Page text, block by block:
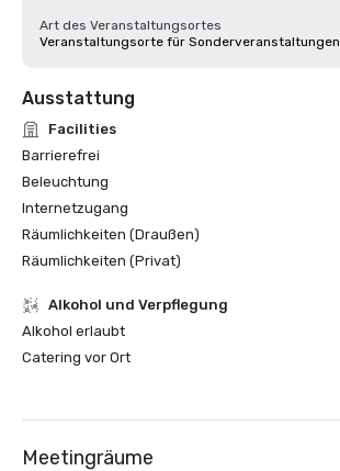
Art des Veranstaltungsortes
Veranstaltungsorte für Sonderveranstaltungen
Ausstattung
Facilities
Barrierefrei
Beleuchtung
Internetzugang
Räumlichkeiten (Draußen)
Räumlichkeiten (Privat)
‪Alkohol‬ und Verpflegung
‪Alkohol‬ erlaubt
Catering vor Ort
Meetingräume